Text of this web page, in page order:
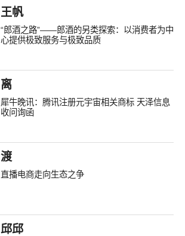
王帆
“郎酒之路”——郎酒的另类探索：以消费者为中
心提供极致服务与极致品质
离
犀牛晚讯：腾讯注册元宇宙相关商标 天泽信息
收问询函
渡
直播电商走向生态之争
邱邱